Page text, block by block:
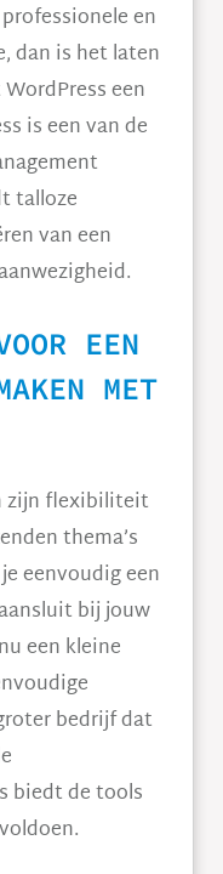
en
dan is het laten
een
is een van de
talloze
van een
EEN
MET
zijn flexibiliteit
thema’s
eenvoudig een
bij jouw
een kleine
bedrijf dat
biedt de tools